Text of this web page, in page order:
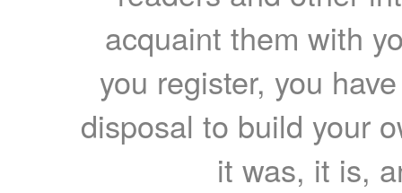
acquaint them with
you register, you
disposal to build your
it was, it is,